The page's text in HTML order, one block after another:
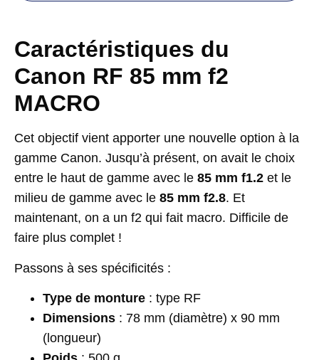
Caractéristiques du
Canon RF 85 mm f2
MACRO
Cet objectif vient apporter une nouvelle option à la
gamme Canon. Jusqu’à présent, on avait le choix
entre le haut de gamme avec le 85 mm f1.2 et le
milieu de gamme avec le 85 mm f2.8. Et
maintenant, on a un f2 qui fait macro. Difficile de
faire plus complet !
Passons à ses spécificités :
Type de monture : type RF
Dimensions : 78 mm (diamètre) x 90 mm
(longueur)